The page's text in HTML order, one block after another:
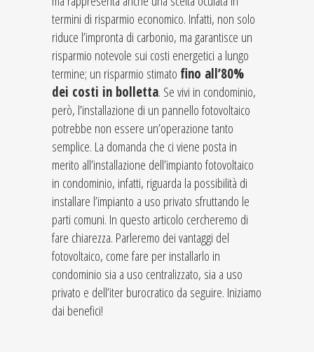
termini di risparmio economico. Infatti, non solo
riduce l’impronta di carbonio, ma garantisce un
risparmio notevole sui costi energetici a lungo
termine; un risparmio stimato fino all’80%
dei costi in bolletta. Se vivi in condominio,
però, l’installazione di un pannello fotovoltaico
potrebbe non essere un’operazione tanto
semplice. La domanda che ci viene posta in
merito all’installazione dell’impianto fotovoltaico
in condominio, infatti, riguarda la possibilità di
installare l’impianto a uso privato sfruttando le
parti comuni. In questo articolo cercheremo di
fare chiarezza. Parleremo dei vantaggi del
fotovoltaico, come fare per installarlo in
condominio sia a uso centralizzato, sia a uso
privato e dell’iter burocratico da seguire. Iniziamo
dai benefici!